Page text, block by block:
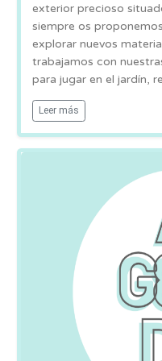
exterior precioso
siempre os
explorar nuevos
trabajamos con
para jugar en el jardín,
Leer más